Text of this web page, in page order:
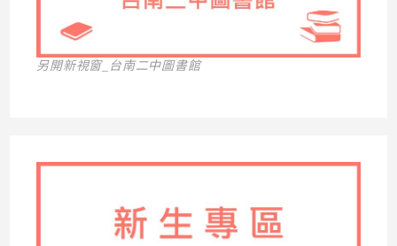
另開新視窗_台南二中圖書館